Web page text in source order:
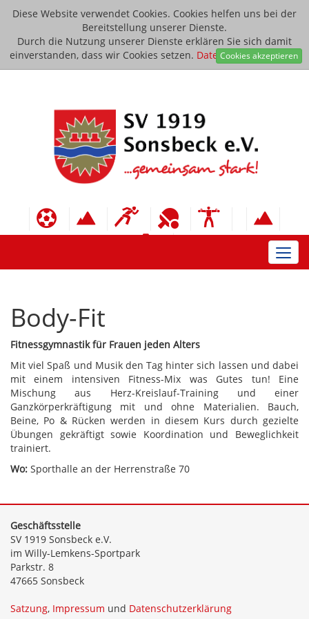
Diese Website verwendet Cookies. Cookies helfen uns bei der
Bereitstellung unserer Dienste.
Durch die Nutzung unserer Dienste erklären Sie sich damit
einverstanden, dass wir Cookies setzen. Datenschutzerklärung
Cookies akzeptieren
Body-Fit
Fitnessgymnastik für Frauen jeden Alters
Mit viel Spaß und Musik den Tag hinter sich lassen und dabei
mit einem intensiven Fitness-Mix was Gutes tun! Eine
Mischung aus Herz-Kreislauf-Training und einer
Ganzkörperkräftigung mit und ohne Materialien. Bauch,
Beine, Po & Rücken werden in diesem Kurs durch gezielte
Übungen gekräftigt sowie Koordination und Beweglichkeit
trainiert.
Wo: Sporthalle an der Herrenstraße 70
Geschäftsstelle
SV 1919 Sonsbeck e.V.
im Willy-Lemkens-Sportpark
Parkstr. 8
47665 Sonsbeck
Satzung, Impressum und Datenschutzerklärung